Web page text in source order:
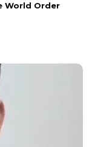
World Order